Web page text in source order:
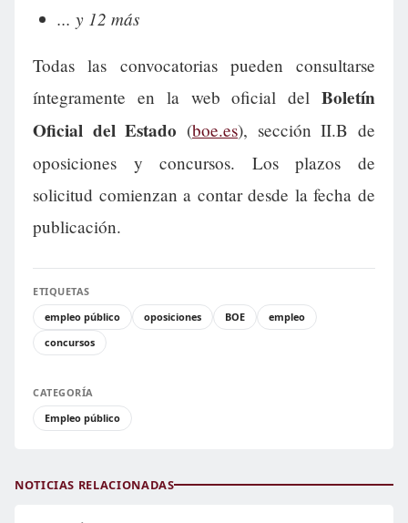
... y 12 más
Todas las convocatorias pueden consultarse
íntegramente en la web oficial del Boletín
Oficial del Estado (boe.es), sección II.B de
oposiciones y concursos. Los plazos de
solicitud comienzan a contar desde la fecha de
publicación.
ETIQUETAS
empleo público
oposiciones BOE
empleo
concursos
CATEGORÍA
Empleo público
NOTICIAS RELACIONADAS